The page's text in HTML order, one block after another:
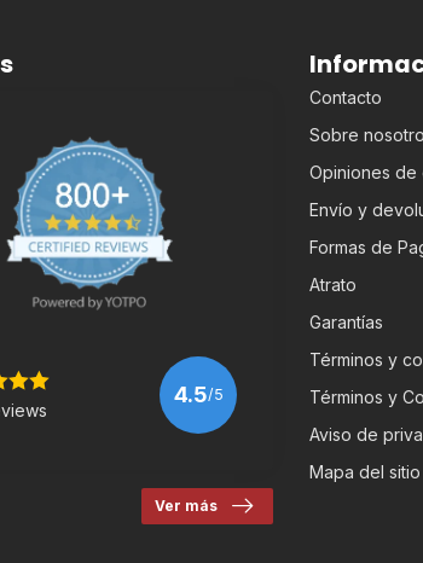
4.5/5
Ver más
Contacto
Sobre
Opiniones de
Envío y
Formas de
Atrato
Garantías
Términos y
Términos y
Aviso de
Mapa del sitio